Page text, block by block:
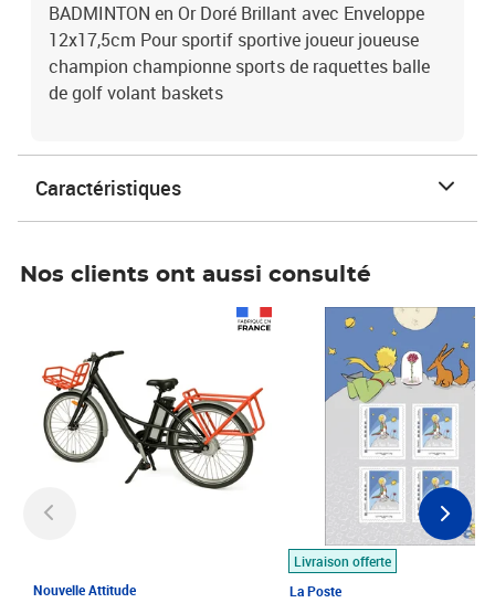
BADMINTON en Or Doré Brillant avec Enveloppe
12x17,5cm Pour sportif sportive joueur joueuse
champion championne sports de raquettes balle
de golf volant baskets
Caractéristiques
Nos clients ont aussi consulté
Nouvelle Attitude
Livraison offerte
La Poste
Prix 7,50€